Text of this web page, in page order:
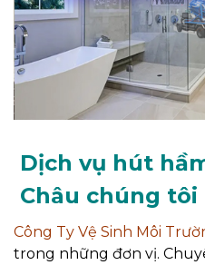
Dịch vụ hút
Châu chúng tôi
Công Ty Vệ Sinh Môi
trong những đơn vị.